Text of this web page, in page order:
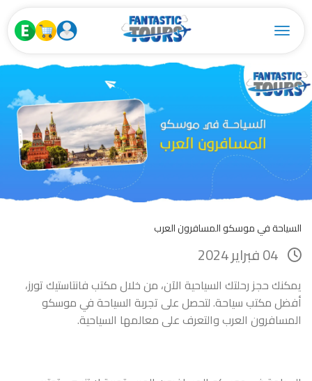
Toggle navigation
السياحة في موسكو المسافرون العرب
يمكنك حجز رحلتك السياحية الآن، من خلال مكتب فانتاستيك تورز،
أفضل مكتب سياحة. لتحصل على تجربة السياحة في موسكو
المسافرون العرب والتعرف على معالمها السياحية.